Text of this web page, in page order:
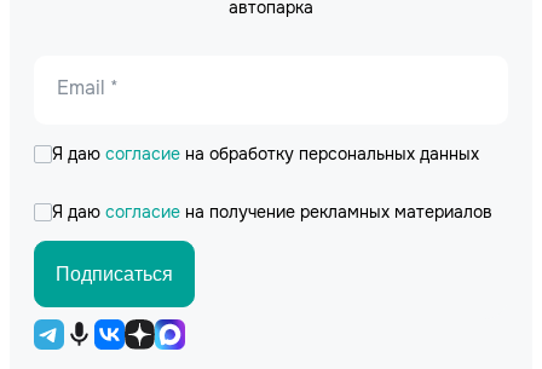
автопарка
Email *
Я даю согласие на обработку персональных данных
Я даю согласие на получение рекламных материалов
Подписаться